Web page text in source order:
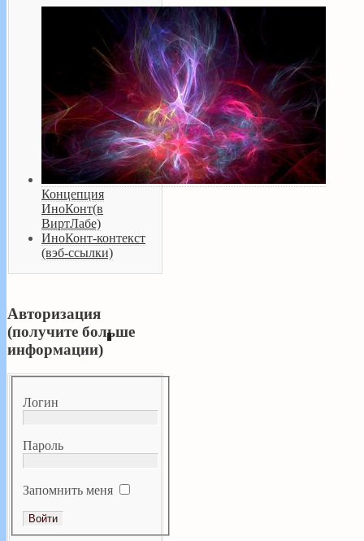
Концепция
ИноКонт(в
ВиртЛабе)
ИноКонт-контекст
(вэб-ссылки)
Авторизация
(получите больше
информации)
Логин
Пароль
Запомнить меня